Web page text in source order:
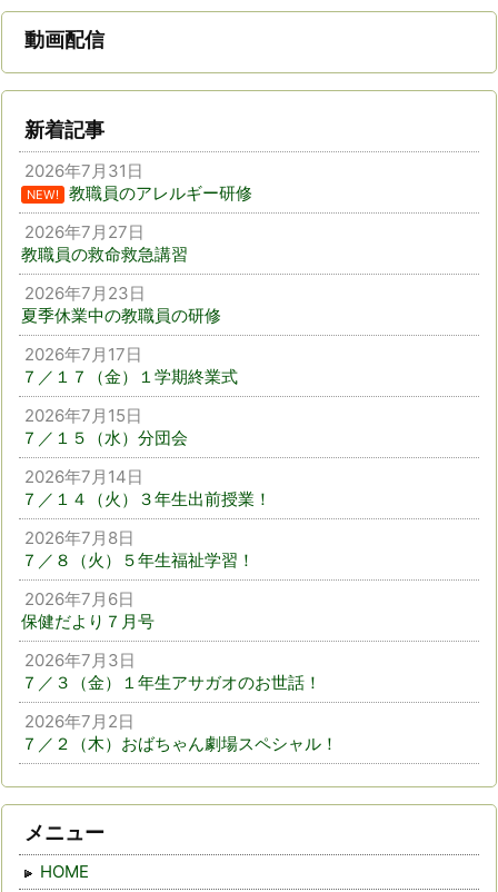
動画配信
新着記事
2026年7月31日
NEW!
教職員のアレルギー研修
2026年7月27日
教職員の救命救急講習
2026年7月23日
夏季休業中の教職員の研修
2026年7月17日
７／１７（金）１学期終業式
2026年7月15日
７／１５（水）分団会
2026年7月14日
７／１４（火）３年生出前授業！
2026年7月8日
７／８（火）５年生福祉学習！
2026年7月6日
保健だより７月号
2026年7月3日
７／３（金）１年生アサガオのお世話！
2026年7月2日
７／２（木）おばちゃん劇場スペシャル！
メニュー
HOME